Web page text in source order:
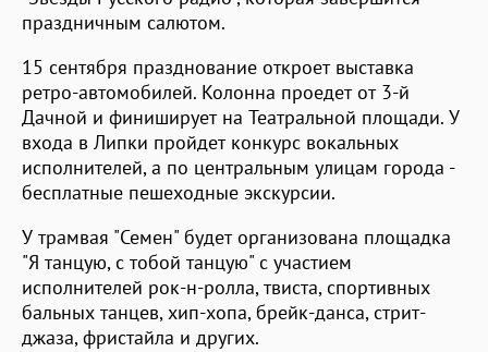
праздничным салютом.
15 сентября празднование откроет выставка
ретро-автомобилей. Колонна проедет от 3-й
Дачной и финиширует на Театральной площади. У
входа в Липки пройдет конкурс вокальных
исполнителей, а по центральным улицам города -
бесплатные пешеходные экскурсии.
У трамвая "Семен" будет организована площадка
"Я танцую, с тобой танцую" с участием
исполнителей рок-н-ролла, твиста, спортивных
бальных танцев, хип-хопа, брейк-данса, стрит-
джаза, фристайла и других.